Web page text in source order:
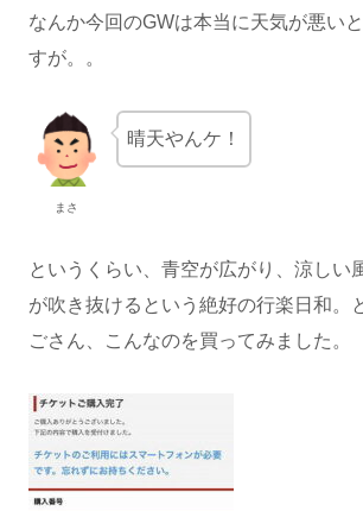
なんか今回のGWは本当に天気が悪い
すが。。
まさ
晴天やんケ！
というくらい、青空が広がり、涼しい
が吹き抜けるという絶好の行楽日和。
ごさん、こんなのを買ってみました。